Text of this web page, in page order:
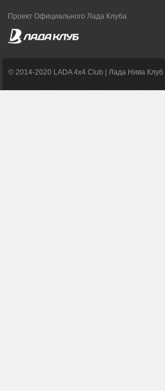
Проект Официального Лада Клуба
© 2014-2020 LADA 4x4 Club | Лада Нива Клуб |